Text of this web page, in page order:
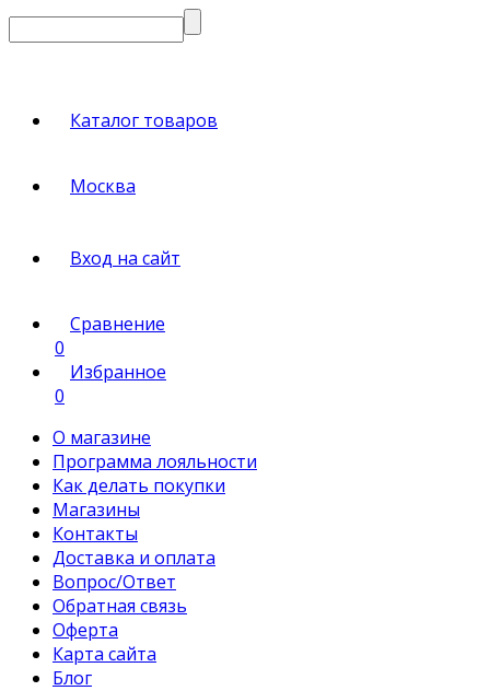
Каталог товаров
Москва
Вход на сайт
Сравнение
0
Избранное
0
О магазине
Программа лояльности
Как делать покупки
Магазины
Контакты
Доставка и оплата
Вопрос/Ответ
Обратная связь
Оферта
Карта сайта
Блог